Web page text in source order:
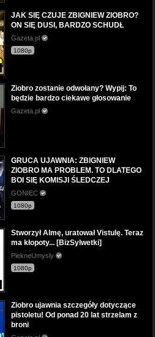
JAK SIĘ CZUJE ZBIGNIEW ZIOBRO?
ON SIĘ DUSI, BARDZO SCHUDŁ
Gazeta.pl
1080p
Ziobro zostanie odwołany? Wypij: To
będzie bardzo ciekawe głosowanie
Gazeta.pl
GRUCA UJAWNIA: ZBIGNIEW
ZIOBRO MA PROBLEM. TO DLATEGO
BOI SIĘ KOMISJI ŚLEDCZEJ
GONIEC
1080p
Stworzył Almę, uratował Vistulę. Teraz
ma kłopoty... [BizSylwetki]
PiekneUmysly
1080p
Ziobro ujawnia szczegóły dotyczące
pistoletu! Od ponad 20 lat strzelam z
broni